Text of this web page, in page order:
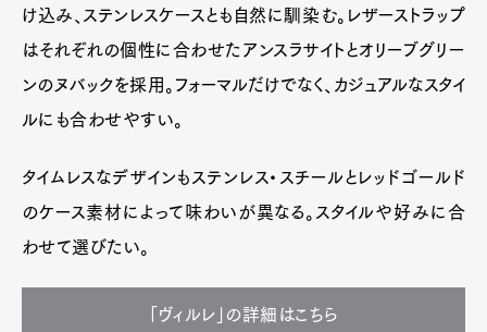
け込み、ステンレスケースとも自然に馴染む。レザーストラップ
はそれぞれの個性に合わせたアンスラサイトとオリーブグリー
ンのヌバックを採用。フォーマルだけでなく、カジュアルなスタイ
ルにも合わせやすい。
タイムレスなデザインもステンレス・スチールとレッドゴールド
のケース素材によって味わいが異なる。スタイルや好みに合
わせて選びたい。
「ヴィルレ」の詳細はこちら